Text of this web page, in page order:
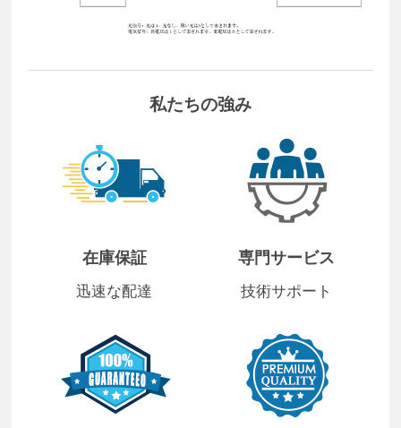
私たちの強み
在庫保証
迅速な配達
専門サービス
技術サポート